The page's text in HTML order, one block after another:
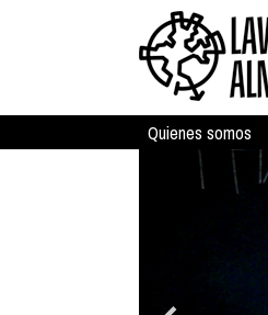
Quienes somos